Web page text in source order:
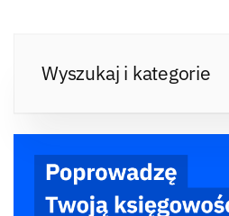
Wyszukaj i kategorie